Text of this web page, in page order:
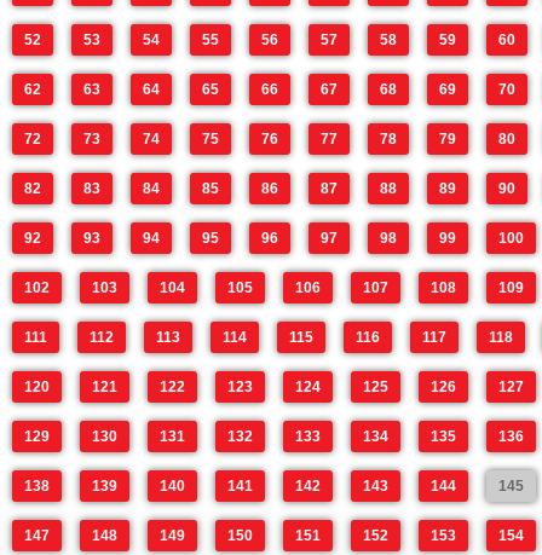
52 53 54 55 56 57 58 59 60
62 63 64 65 66 67 68 69 70
72 73 74 75 76 77 78 79 80
82 83 84 85 86 87 88 89 90
92 93 94 95 96 97 98 99 100
102 103 104 105 106 107 108 109
111 112 113 114 115 116 117 118
120 121 122 123 124 125 126 127
129 130 131 132 133 134 135 136
138 139 140 141 142 143 144 145
147 148 149 150 151 152 153 154